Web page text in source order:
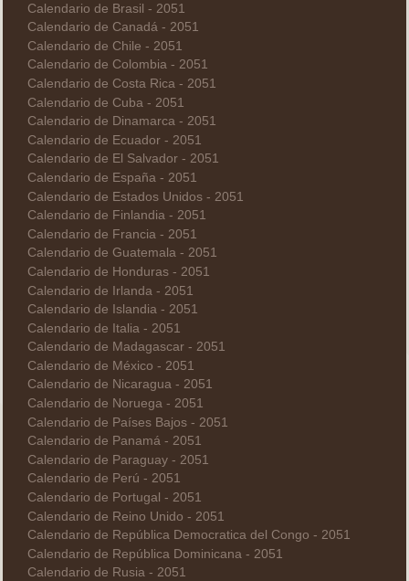
Calendario de Brasil - 2051
Calendario de Canadá - 2051
Calendario de Chile - 2051
Calendario de Colombia - 2051
Calendario de Costa Rica - 2051
Calendario de Cuba - 2051
Calendario de Dinamarca - 2051
Calendario de Ecuador - 2051
Calendario de El Salvador - 2051
Calendario de España - 2051
Calendario de Estados Unidos - 2051
Calendario de Finlandia - 2051
Calendario de Francia - 2051
Calendario de Guatemala - 2051
Calendario de Honduras - 2051
Calendario de Irlanda - 2051
Calendario de Islandia - 2051
Calendario de Italia - 2051
Calendario de Madagascar - 2051
Calendario de México - 2051
Calendario de Nicaragua - 2051
Calendario de Noruega - 2051
Calendario de Países Bajos - 2051
Calendario de Panamá - 2051
Calendario de Paraguay - 2051
Calendario de Perú - 2051
Calendario de Portugal - 2051
Calendario de Reino Unido - 2051
Calendario de República Democratica del Congo - 2051
Calendario de República Dominicana - 2051
Calendario de Rusia - 2051